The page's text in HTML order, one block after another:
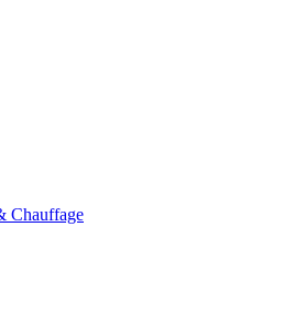
Chauffage